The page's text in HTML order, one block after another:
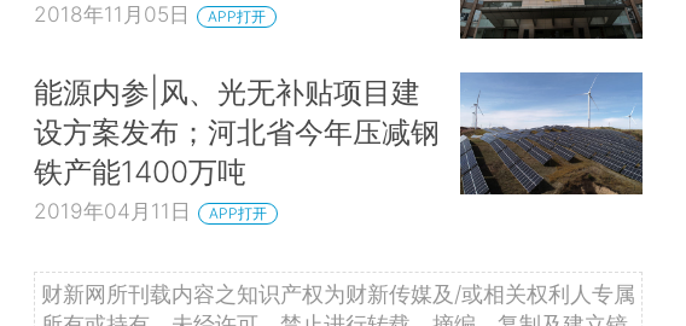
2018年11月05日 APP打开
能源内参|风、光无补贴项目建
设方案发布；河北省今年压减钢
铁产能1400万吨
2019年04月11日 APP打开
财新网所刊载内容之知识产权为财新传媒及/或相关权利人专属